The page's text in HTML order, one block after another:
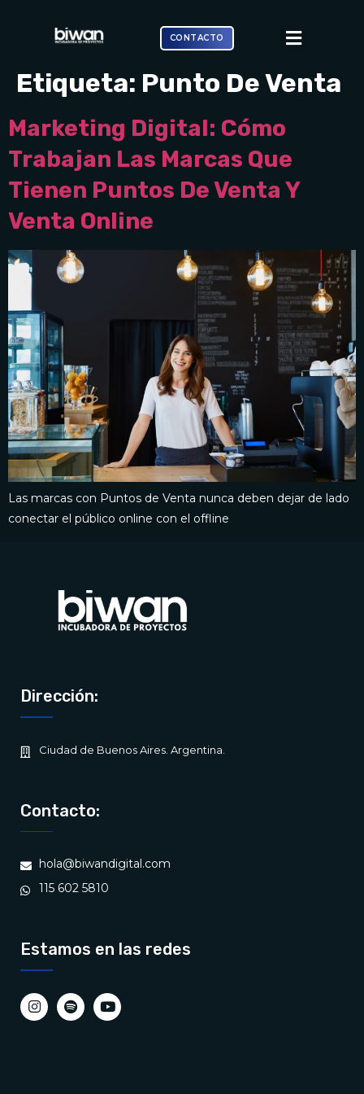
CONTACTO
Etiqueta: Punto De Venta
Marketing Digital: Cómo
Trabajan Las Marcas Que
Tienen Puntos De Venta Y
Venta Online
Las marcas con Puntos de Venta nunca deben dejar de lado
conectar el público online con el offline
Dirección:
Ciudad de Buenos Aires. Argentina.
Contacto:
hola@biwandigital.com
115 602 5810
Estamos en las redes